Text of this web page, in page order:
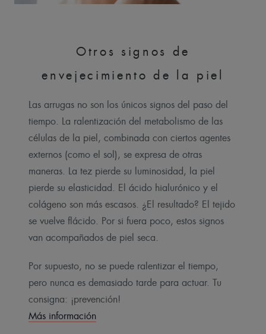
Otros signos de
envejecimiento de la piel
Las arrugas no son los únicos signos del paso del
tiempo. La ralentización del metabolismo de las
células de la piel, combinada con ciertos agentes
externos (como el sol), se expresa de otras
maneras. La tez pierde su luminosidad, la piel
pierde su elasticidad. El ácido hialurónico y el
colágeno son más escasos. ¿El resultado? El tejido
se vuelve flácido. Por si fuera poco, estos signos
van acompañados de piel seca.
Por supuesto, no se puede ralentizar el tiempo,
pero nunca es demasiado tarde para actuar. Tu
consigna: ¡prevención!
Más información